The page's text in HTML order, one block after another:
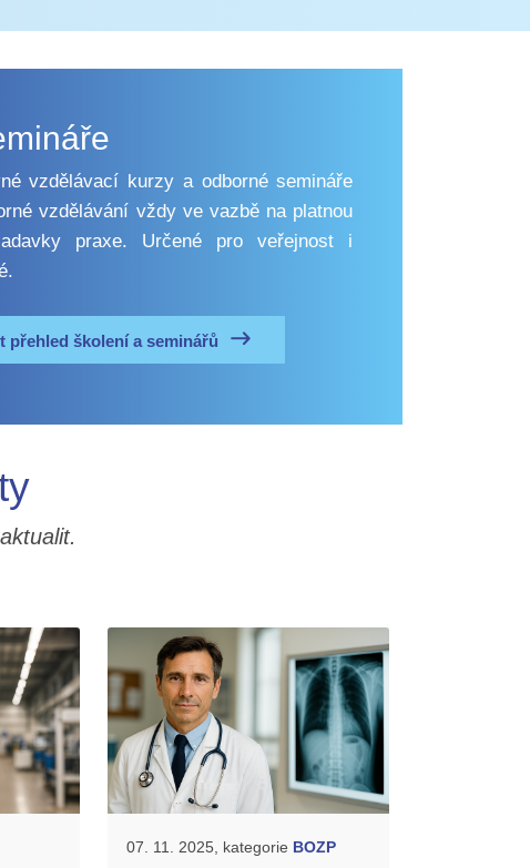
vzdělávací kurzy a odborné semináře
vzdělávání vždy ve vazbě na platnou
praxe. Určené pro veřejnost i
přehled školení a seminářů
07. 11. 2025, kategorie BOZP